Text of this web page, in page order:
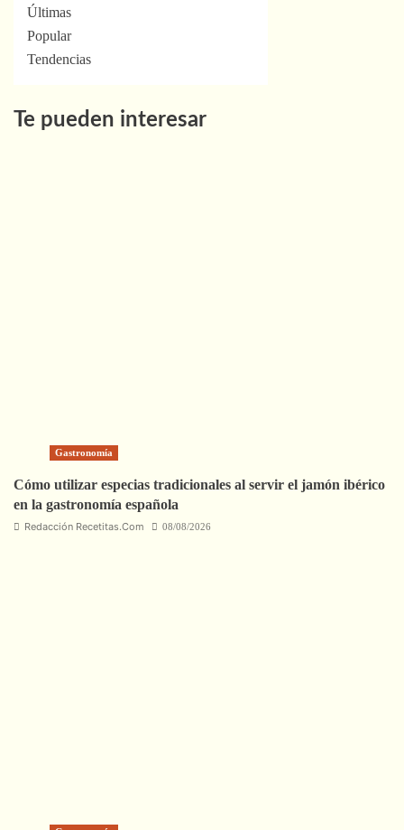
Últimas
Popular
Tendencias
Te pueden interesar
Gastronomía
Cómo utilizar especias tradicionales al servir el jamón ibérico
en la gastronomía española
Redacción Recetitas.Com 08/08/2026